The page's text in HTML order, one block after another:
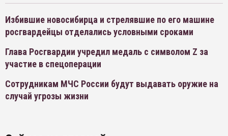
Избившие новосибирца и стрелявшие по его машине
росгвардейцы отделались условными сроками
Глава Росгвардии учредил медаль с символом Z за
участие в спецоперации
Сотрудникам МЧС России будут выдавать оружие на
случай угрозы жизни